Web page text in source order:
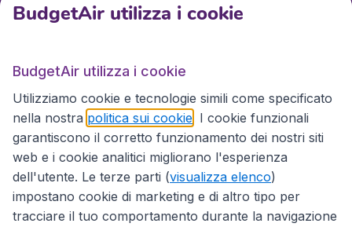
Siti internazionali
BudgetAir utilizza i cookie
BudgetAir utilizza i cookie
Utilizziamo cookie e tecnologie simili come specificato
nella nostra politica sui cookie . I cookie funzionali
garantiscono il corretto funzionamento dei nostri siti
web e i cookie analitici migliorano l'esperienza
dell'utente. Le terze parti (visualizza elenco)
impostano cookie di marketing e di altro tipo per
tracciare il tuo comportamento durante la navigazione